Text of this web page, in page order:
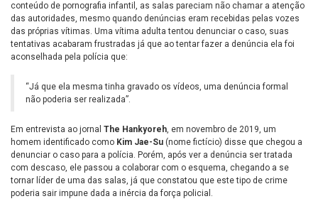
conteúdo de pornografia infantil, as salas pareciam não chamar a atenção
das autoridades, mesmo quando denúncias eram recebidas pelas vozes
das próprias vítimas. Uma vítima adulta tentou denunciar o caso, suas
tentativas acabaram frustradas já que ao tentar fazer a denúncia ela foi
aconselhada pela polícia que:
“Já que ela mesma tinha gravado os vídeos, uma denúncia formal
não poderia ser realizada”.
Em entrevista ao jornal The Hankyoreh, em novembro de 2019, um
homem identificado como Kim Jae-Su (nome fictício) disse que chegou a
denunciar o caso para a polícia. Porém, após ver a denúncia ser tratada
com descaso, ele passou a colaborar com o esquema, chegando a se
tornar líder de uma das salas, já que constatou que este tipo de crime
poderia sair impune dada a inércia da força policial.